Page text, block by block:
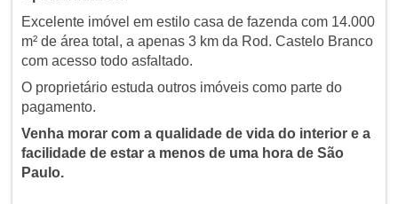
Excelente imóvel em estilo casa de fazenda com 14.000
m² de área total, a apenas 3 km da Rod. Castelo Branco
com acesso todo asfaltado.
O proprietário estuda outros imóveis como parte do
pagamento.
Venha morar com a qualidade de vida do interior e a
facilidade de estar a menos de uma hora de São
Paulo.